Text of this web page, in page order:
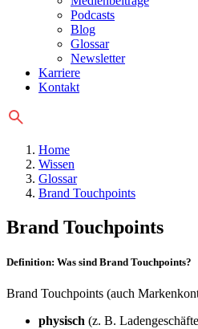
Podcasts
Blog
Glossar
Newsletter
Karriere
Kontakt
Home
Wissen
Glossar
Brand Touchpoints
Brand Touchpoints
Definition: Was sind Brand Touchpoints?
Brand Touchpoints (auch
physisch (z. B.